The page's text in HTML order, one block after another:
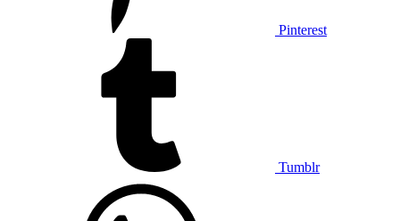
Pinterest
Tumblr